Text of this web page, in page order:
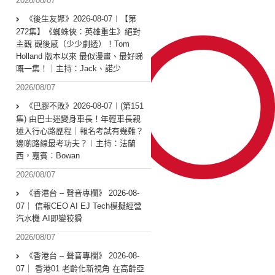
《後生友聚》2026-08-07︱【第
272集】《蜘蛛俠：英雄重生》絕對
主觀 觀後感（少少劇透）！Tom
Holland 版本以來 最似漫畫、最好睇
嘅一集！｜主持：Jack、諾少
2026/08/07
《巴膠不敗》2026-08-07︱(第151
集) 由巴士迷變身車長！年輕車長親
述入行心路歷程｜報名考試有幾難？
邊啲路線最考功夫？︱主持：法蘭
西，嘉賓︰Bowan
2026/08/07
《香港台 – 聲音專欄》 2026-08-
07｜ 信報CEO AI EJ Tech模擬經營
汽水機 AI即變狡猾
2026/08/07
《香港台 – 聲音專欄》 2026-08-
07｜ 香港01 老齡化新視角 在高齡亞